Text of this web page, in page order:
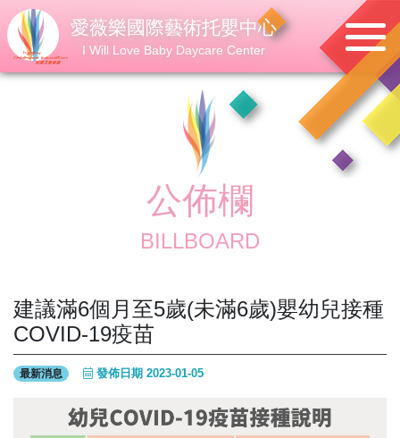
愛薇樂國際藝術托嬰中心
I Will Love Baby Daycare Center
公佈欄
BILLBOARD
建議滿6個月至5歲(未滿6歲)嬰幼兒接種
COVID-19疫苗
最新消息 發佈日期 2023-01-05